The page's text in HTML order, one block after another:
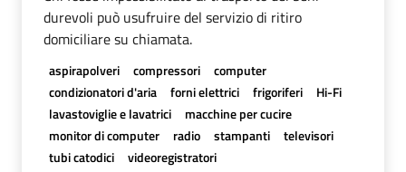
durevoli può usufruire del servizio di ritiro
domiciliare su chiamata.
aspirapolveri compressori
computer
condizionatori d'aria
forni elettrici frigoriferi
Hi-Fi
lavastoviglie e lavatrici
macchine per cucire
monitor di computer
radio stampanti
televisori
tubi catodici
videoregistratori